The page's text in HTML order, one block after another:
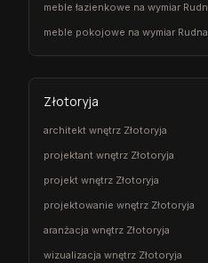
meble łazienkowe na wymiar
meble pokojowe na wymiar Rudna
Złotoryja
architekt wnętrz Złotoryja
projektant wnętrz Złotoryja
projekt wnętrz Złotoryja
projektowanie wnętrz Złotoryja
aranżacja wnętrz Złotoryja
wizualizacja wnętrz Złotoryja